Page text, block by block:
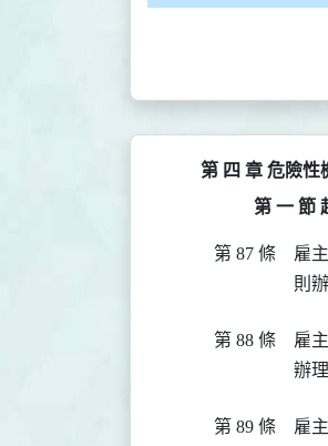
第 四 章 危險性
第 一 節
第 87 條
雇
則
第 88 條
雇
辦
第 89 條
雇